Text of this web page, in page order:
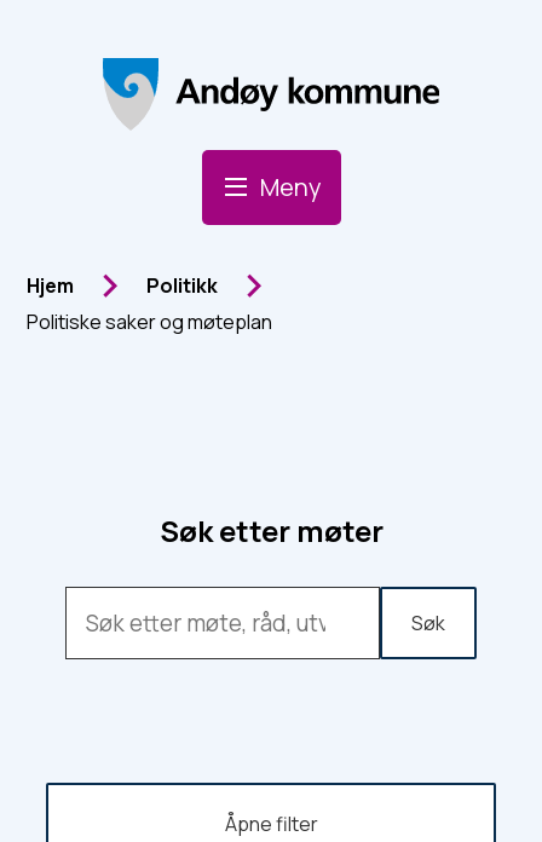
Andøy Kommune
Meny
Du er her:
Hjem
Politikk
Politiske saker og møteplan
Søk etter møter
Søk
Åpne filter